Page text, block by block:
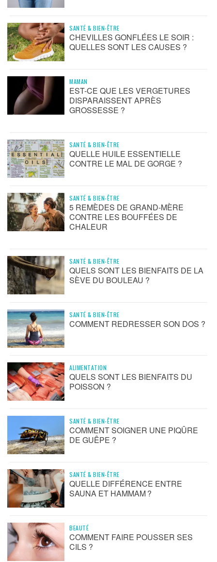
SANTÉ & BIEN-ÊTRE
CHEVILLES GONFLÉES LE SOIR :
QUELLES SONT LES CAUSES ?
MAMAN
EST-CE QUE LES VERGETURES
DISPARAISSENT APRÈS
GROSSESSE ?
SANTÉ & BIEN-ÊTRE
QUELLE HUILE ESSENTIELLE
CONTRE LE MAL DE GORGE ?
SANTÉ & BIEN-ÊTRE
5 REMÈDES DE GRAND-MÈRE
CONTRE LES BOUFFÉES DE
CHALEUR
SANTÉ & BIEN-ÊTRE
QUELS SONT LES BIENFAITS DE LA
SÈVE DU BOULEAU ?
SANTÉ & BIEN-ÊTRE
COMMENT REDRESSER SON DOS ?
ALIMENTATION
QUELS SONT LES BIENFAITS DU
POISSON ?
SANTÉ & BIEN-ÊTRE
COMMENT SOIGNER UNE PIQÛRE
DE GUÊPE ?
SANTÉ & BIEN-ÊTRE
QUELLE DIFFÉRENCE ENTRE
SAUNA ET HAMMAM ?
BEAUTÉ
COMMENT FAIRE POUSSER SES
CILS ?